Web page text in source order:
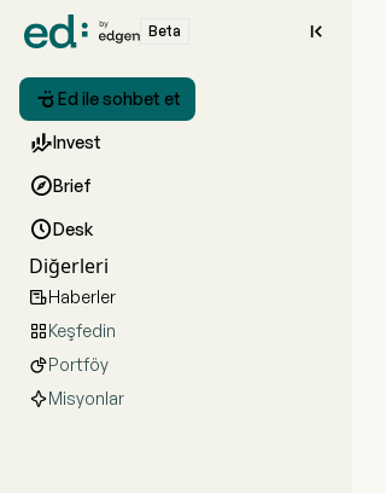
Beta 
 Ed ile sohbet et
Invest
Brief
Desk
Diğerleri
Haberler
Keşfedin
Portföy
Misyonlar